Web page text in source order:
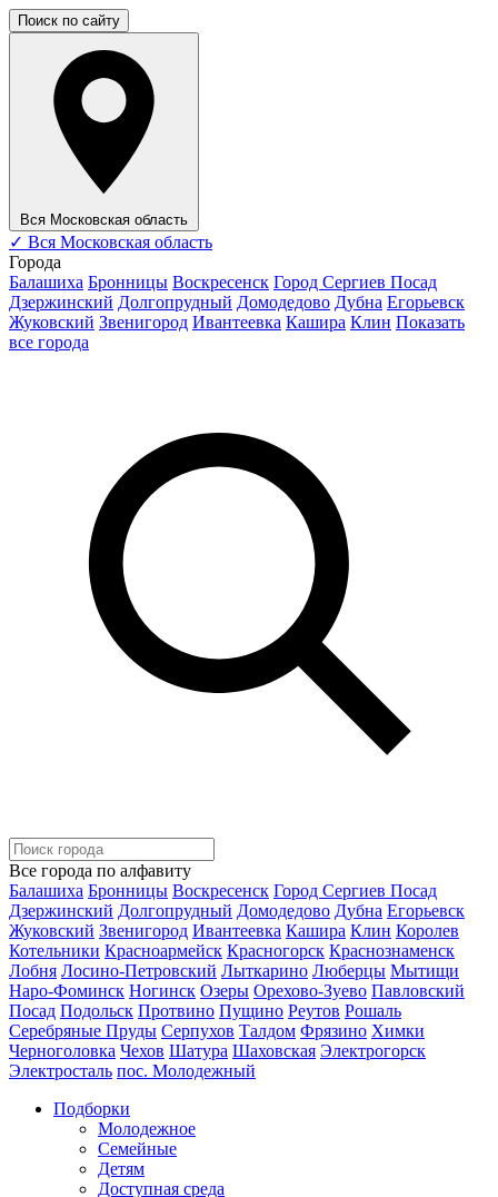
Поиск по сайту
Вся Московская область
✓ Вся Московская область
Города
Балашиха Бронницы Воскресенск Город Сергиев Посад
Дзержинский Долгопрудный Домодедово Дубна Егорьевск
Жуковский Звенигород Ивантеевка Кашира Клин Показать
все города
Все города по алфавиту
Балашиха Бронницы Воскресенск Город Сергиев Посад
Дзержинский Долгопрудный Домодедово Дубна Егорьевск
Жуковский Звенигород Ивантеевка Кашира Клин Королев
Котельники Красноармейск Красногорск Краснознаменск
Лобня Лосино-Петровский Лыткарино Люберцы Мытищи
Наро-Фоминск Ногинск Озеры Орехово-Зуево Павловский
Посад Подольск Протвино Пущино Реутов Рошаль
Серебряные Пруды Серпухов Талдом Фрязино Химки
Черноголовка Чехов Шатура Шаховская Электрогорск
Электросталь пос. Молодежный
Подборки
Молодежное
Семейные
Детям
Доступная среда